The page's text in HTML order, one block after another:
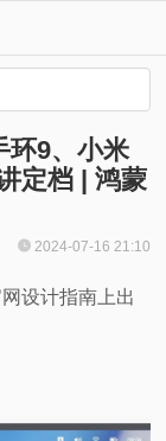
环9、小米
定档 | 鸿蒙
2024-07-16 21:10
设计指南上出